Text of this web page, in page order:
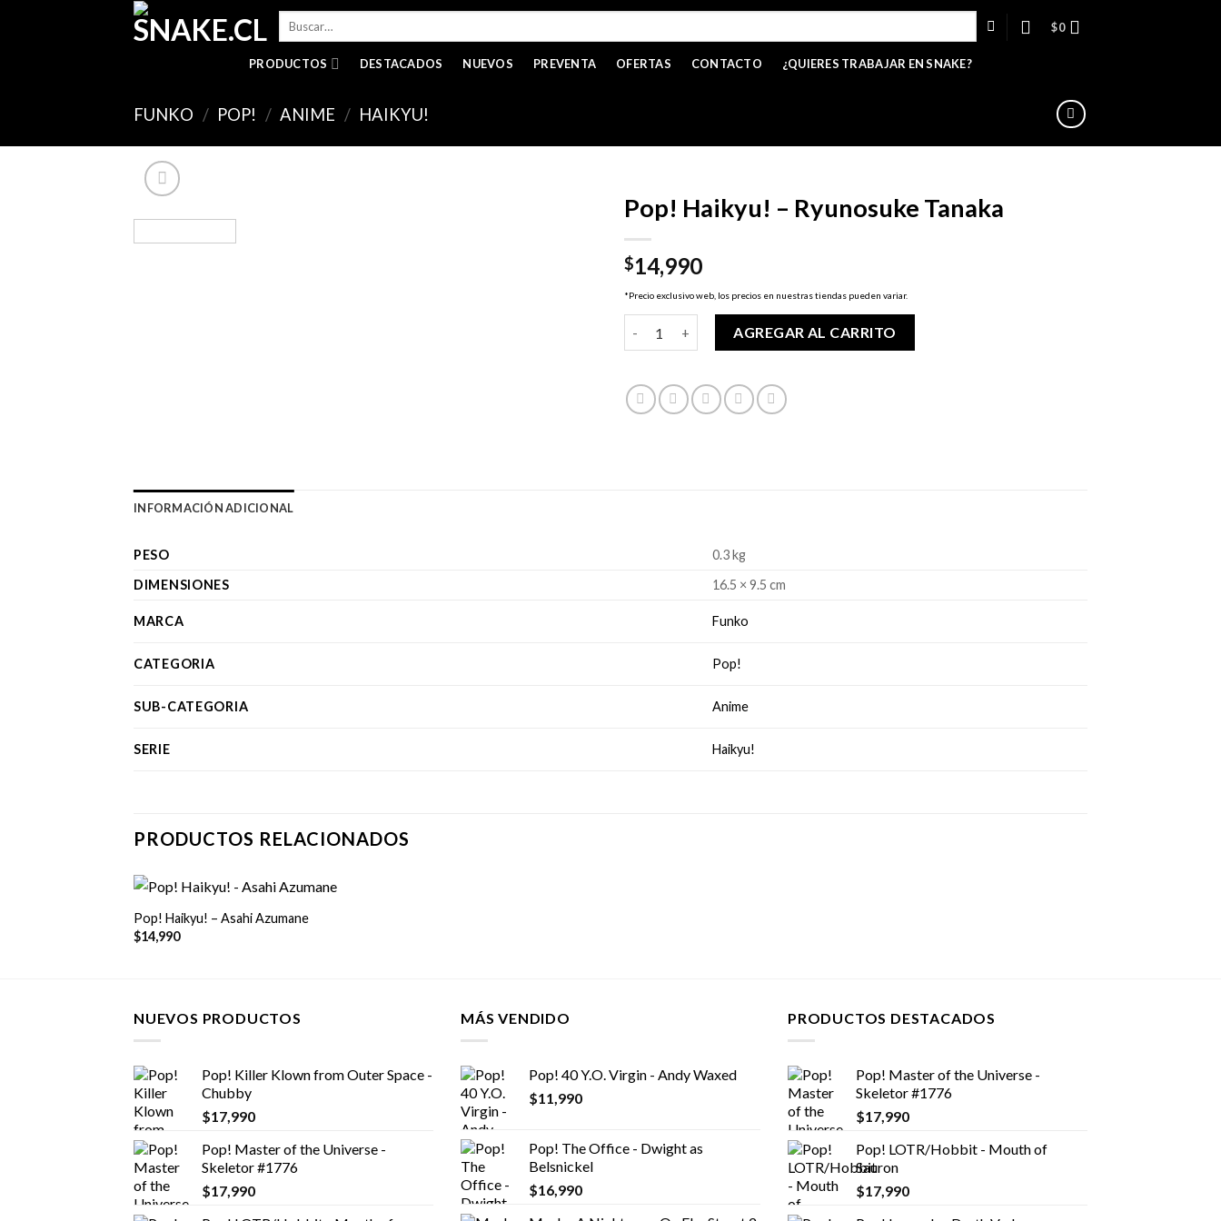
Buscar
$0
PRODUCTOS DESTACADOS NUEVOS PREVENTA OFERTAS CONTACTO ¿QUIERES TRABAJAR EN SNAKE?
FUNKO / POP! / ANIME / HAIKYU!
Pop! Haikyu! – Ryunosuke Tanaka
$14,990
*Precio exclusivo web, los precios en nuestras tiendas pueden variar.
AGREGAR AL CARRITO
INFORMACIÓN ADICIONAL
PESO
0.3 kg
DIMENSIONES
16.5 × 9.5 cm
MARCA Funko
CATEGORIA Pop!
SUB-CATEGORIA Anime
SERIE Haikyu!
PRODUCTOS RELACIONADOS
Pop! Haikyu! – Asahi Azumane
$14,990
NUEVOS PRODUCTOS
Pop! Killer Klown from Outer Space -
Chubby
$17,990
Pop! Master of the Universe -
Skeletor #1776
$17,990
MÁS VENDIDO
Pop! 40 Y.O. Virgin - Andy Waxed
$11,990
Pop! The Office - Dwight as
Belsnickel
$16,990
PRODUCTOS DESTACADOS
Pop! Master of the Universe -
Skeletor #1776
$17,990
Pop! LOTR/Hobbit - Mouth of
Sauron
$17,990